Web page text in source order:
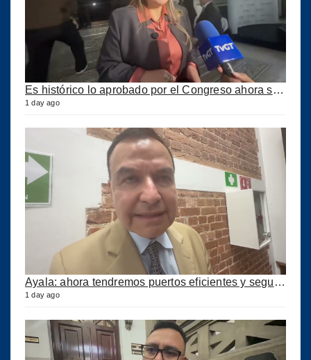
Es histórico lo aprobado por el Congreso ahora se podrán construir puertos privados
1 day ago
1 day ago